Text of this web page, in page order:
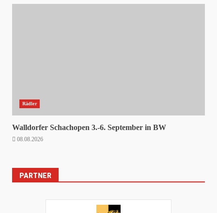
Rädler
Walldorfer Schachopen 3.-6. September in BW
08.08.2026
PARTNER